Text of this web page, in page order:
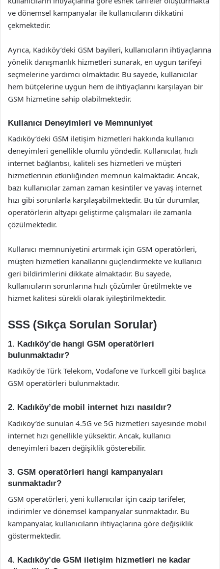
ve dönemsel kampanyalar ile kullanıcıların dikkatini
çekmektedir.
Ayrıca, Kadıköy’deki GSM bayileri, kullanıcıların ihtiyaçlarına
yönelik danışmanlık hizmetleri sunarak, en uygun tarifeyi
seçmelerine yardımcı olmaktadır. Bu sayede, kullanıcılar
hem bütçelerine uygun hem de ihtiyaçlarını karşılayan bir
GSM hizmetine sahip olabilmektedir.
Kullanıcı Deneyimleri ve Memnuniyet
Kadıköy’deki GSM iletişim hizmetleri hakkında kullanıcı
deneyimleri genellikle olumlu yöndedir. Kullanıcılar, hızlı
internet bağlantısı, kaliteli ses hizmetleri ve müşteri
hizmetlerinin etkinliğinden memnun kalmaktadır. Ancak,
bazı kullanıcılar zaman zaman kesintiler ve yavaş internet
hızı gibi sorunlarla karşılaşabilmektedir. Bu tür durumlar,
operatörlerin altyapı geliştirme çalışmaları ile zamanla
çözülmektedir.
Kullanıcı memnuniyetini artırmak için GSM operatörleri,
müşteri hizmetleri kanallarını güçlendirmekte ve kullanıcı
geri bildirimlerini dikkate almaktadır. Bu sayede,
kullanıcıların sorunlarına hızlı çözümler üretilmekte ve
hizmet kalitesi sürekli olarak iyileştirilmektedir.
SSS (Sıkça Sorulan Sorular)
1. Kadıköy’de hangi GSM operatörleri
bulunmaktadır?
Kadıköy’de Türk Telekom, Vodafone ve Turkcell gibi başlıca
GSM operatörleri bulunmaktadır.
2. Kadıköy’de mobil internet hızı nasıldır?
Kadıköy’de sunulan 4.5G ve 5G hizmetleri sayesinde mobil
internet hızı genellikle yüksektir. Ancak, kullanıcı
deneyimleri bazen değişiklik gösterebilir.
3. GSM operatörleri hangi kampanyaları
sunmaktadır?
GSM operatörleri, yeni kullanıcılar için cazip tarifeler,
indirimler ve dönemsel kampanyalar sunmaktadır. Bu
kampanyalar, kullanıcıların ihtiyaçlarına göre değişiklik
göstermektedir.
4. Kadıköy’de GSM iletişim hizmetleri ne kadar